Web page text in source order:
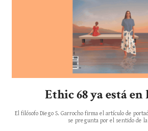
Ethic 68 ya está
El filósofo Diego S. Garrocho firma el artículo de
se pregunta por el sentido de